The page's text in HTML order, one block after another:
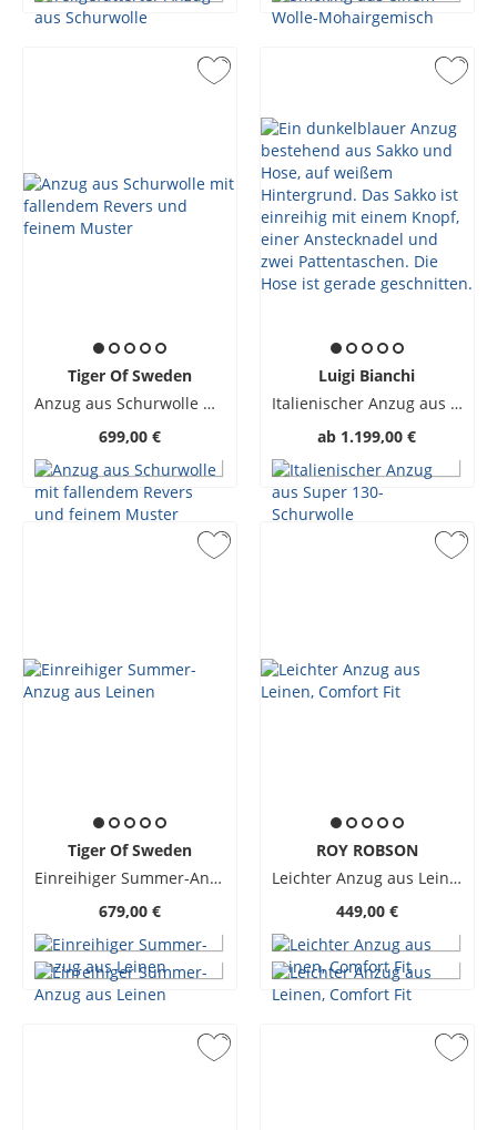
Tiger Of Sweden
Anzug aus Schurwolle mit fallendem Revers und feinem Muster
699,00 €
Luigi Bianchi
Italienischer Anzug aus Super 130-Schurwolle
ab 1.199,00 €
Tiger Of Sweden
Einreihiger Summer-Anzug aus Leinen
679,00 €
ROY ROBSON
Leichter Anzug aus Leinen, Comfort Fit
449,00 €